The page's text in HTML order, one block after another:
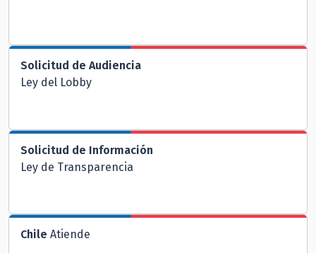
Solicitud de Audiencia
Ley del Lobby
Solicitud de Información
Ley de Transparencia
Chile Atiende